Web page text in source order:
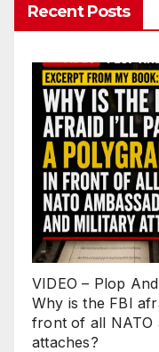
Recent Posts
VIDEO – Plop
Why is the FBI
front of all NATO
attaches?